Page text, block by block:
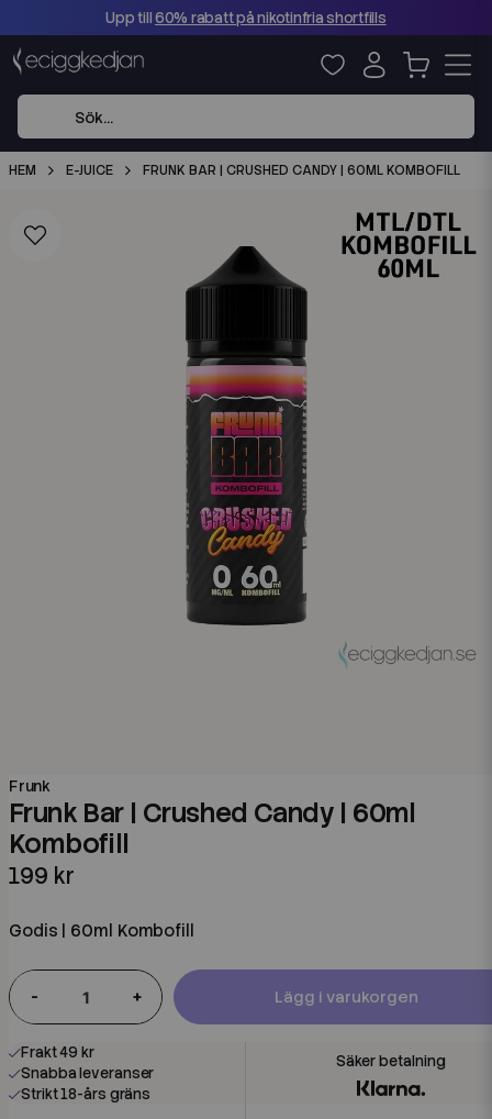
Upp till60% rabatt på nikotinfria shortfills
HEM E-JUICE FRUNK BAR | CRUSHED CANDY | 60ML KOMBOFILL
Frunk
Frunk Bar | Crushed Candy | 60ml
Kombofill
199 kr
Godis | 60ml Kombofill
- + Lägg i varukorgen
Frakt 49 kr
Snabba leveranser
Strikt 18-års gräns